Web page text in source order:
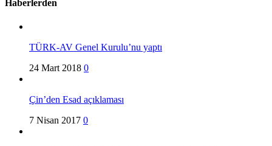
Haberlerden
TÜRK-AV Genel Kurulu’nu yaptı
24 Mart 2018 0
Çin’den Esad açıklaması
7 Nisan 2017 0